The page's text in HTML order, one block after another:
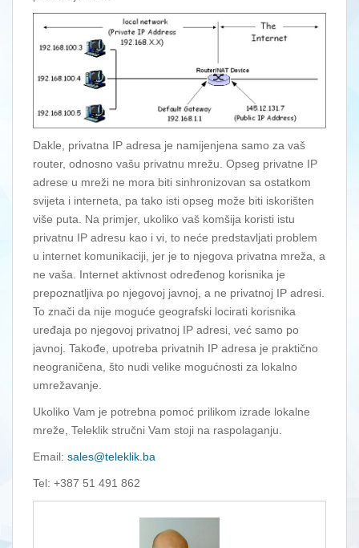
Dakle, privatna IP adresa je namijenjena samo za vaš
router, odnosno vašu privatnu mrežu. Opseg privatne IP
adrese u mreži ne mora biti sinhronizovan sa ostatkom
svijeta i interneta, pa tako isti opseg može biti iskorišten
više puta. Na primjer, ukoliko vaš komšija koristi istu
privatnu IP adresu kao i vi, to neće predstavljati problem
u internet komunikaciji, jer je to njegova privatna mreža, a
ne vaša. Internet aktivnost određenog korisnika je
prepoznatljiva po njegovoj javnoj, a ne privatnoj IP adresi.
To znači da nije moguće geografski locirati korisnika
uređaja po njegovoj privatnoj IP adresi, već samo po
javnoj. Takođe, upotreba privatnih IP adresa je praktično
neograničena, što nudi velike mogućnosti za lokalno
umrežavanje.
Ukoliko Vam je potrebna pomoć prilikom izrade lokalne
mreže, Teleklik stručni Vam stoji na raspolaganju.
Email: sales@teleklik.ba
Tel: +387 51 491 862